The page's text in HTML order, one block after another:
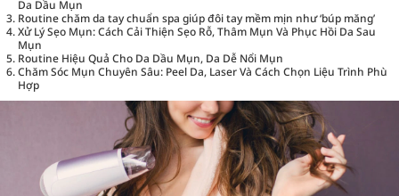
Da Dầu Mụn
Routine chăm da tay chuẩn spa giúp đôi tay mềm mịn như ‘búp măng’
Xử Lý Sẹo Mụn: Cách Cải Thiện Sẹo Rỗ, Thâm Mụn Và Phục Hồi Da Sau
Mụn
Routine Hiệu Quả Cho Da Dầu Mụn, Da Dễ Nổi Mụn
Chăm Sóc Mụn Chuyên Sâu: Peel Da, Laser Và Cách Chọn Liệu Trình Phù
Hợp